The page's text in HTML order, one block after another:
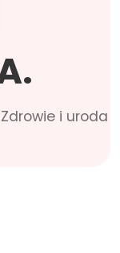
Zdrowie i uroda